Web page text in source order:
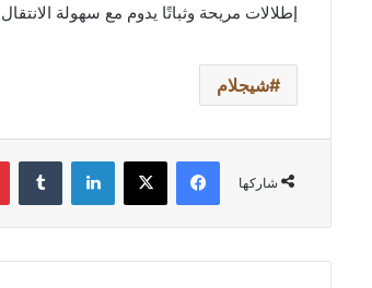
إطلالات مريحة وثباتًا يدوم مع سهولة
شيجلام
شاركها
فيسبوك ‫X لينكدإن